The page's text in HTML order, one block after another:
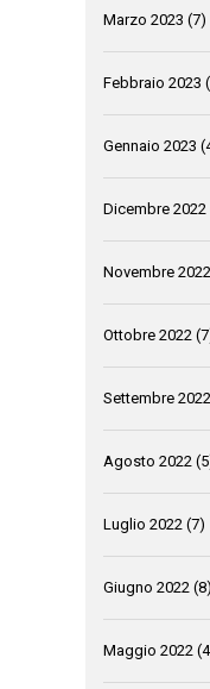
Marzo 2023 (7)
Febbraio 2023
Gennaio 2023
Dicembre 2022
Novembre 2022
Ottobre 2022
Settembre 2022
Agosto 2022
Luglio 2022 (7)
Giugno 2022 (8)
Maggio 2022